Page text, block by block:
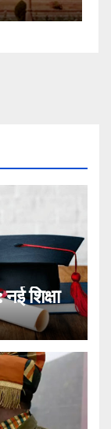
शिक्षा